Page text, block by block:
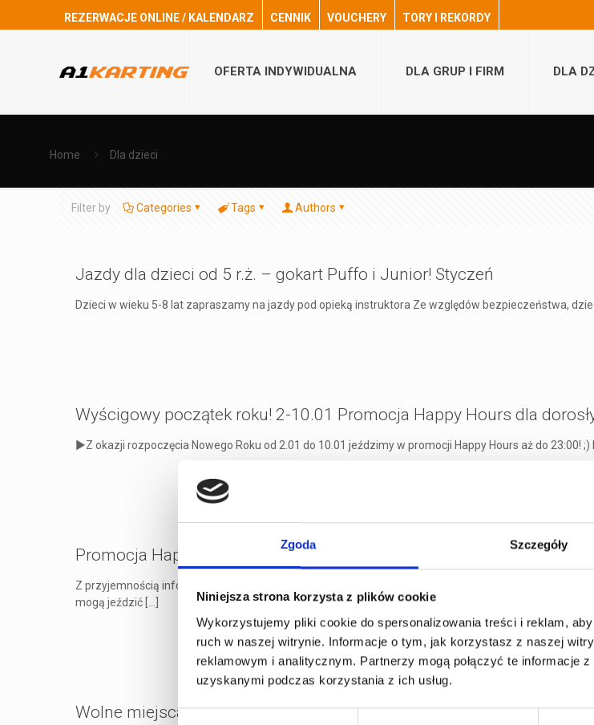
Zgoda Szczegóły
Niniejsza strona korzysta z plików cookie
Wykorzystujemy pliki cookie do spersonalizowania treści i reklam,
ruch w naszej witrynie. Informacje o tym, jak korzystasz z naszej
reklamowym i analitycznym. Partnerzy mogą połączyć te informacje
uzyskanymi podczas korzystania z ich usług.
Wybór
REZERWACJE ONLINE / KALENDARZ CENNIK VOUCHERY TORY I REKORDY
OFERTA INDYWIDUALNA DLA GRUP I FIRM DLA
Home Dla dzieci
Filter by Categories Tags Authors
Jazdy dla dzieci od 5 r.ż. – gokart Puffo i Junior! Styczeń
Dzieci w wieku 5-8 lat zapraszamy na jazdy pod opieką instruktora Ze względów bezpieczeństwa,
Wyścigowy początek roku! 2-10.01 Promocja Happy Hours dla
►Z okazji rozpoczęcia Nowego Roku od 2.01 do 10.01 jeździmy w promocji Happy Hours aż do 23:00! ;)
Promocja Happy Hours dla dzieci!
Z przyjemnością informujemy, że od 2.01.2020 r. promocja Happy Hours obowiązuje również dzieci
mogą jeździć
Wolne miejsca w Szkole Gokartowej dla dzieci !